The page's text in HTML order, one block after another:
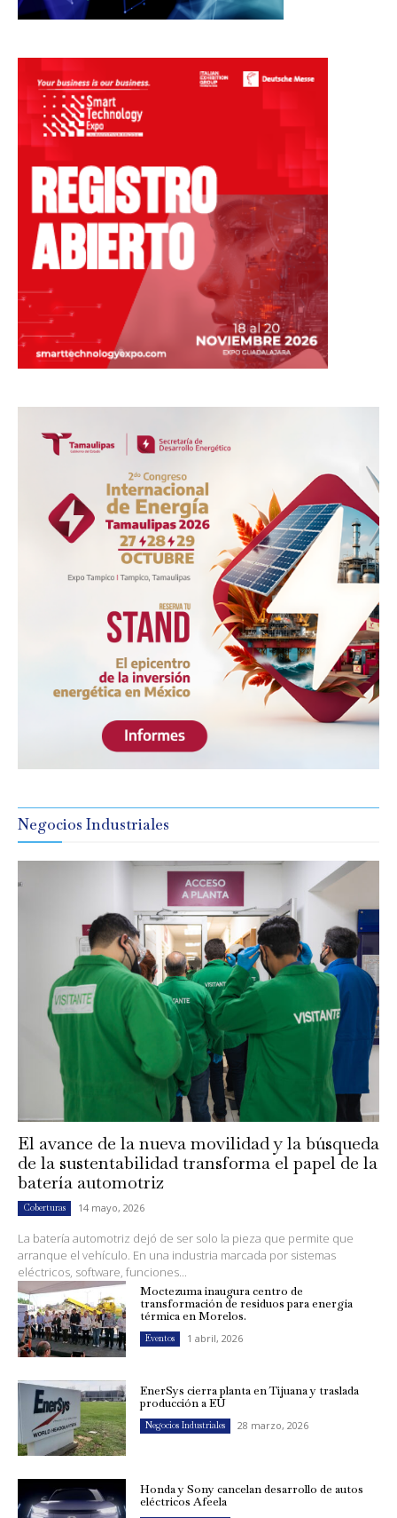
Negocios Industriales
El avance de la nueva movilidad y la búsqueda
de la sustentabilidad transforma el papel de la
batería automotriz
Coberturas 14 mayo, 2026
La batería automotriz dejó de ser solo la pieza que permite que
arranque el vehículo. En una industria marcada por sistemas
eléctricos, software, funciones...
Moctezuma inaugura centro de
transformación de residuos para energía
térmica en Morelos.
Eventos 1 abril, 2026
EnerSys cierra planta en Tijuana y traslada
producción a EU
Negocios Industriales 28 marzo, 2026
Honda y Sony cancelan desarrollo de autos
eléctricos Afeela